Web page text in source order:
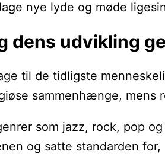
nye lyde og møde
dens udvikling
til de tidligste
sammenhænge,
som jazz, rock, pop
og satte standarden